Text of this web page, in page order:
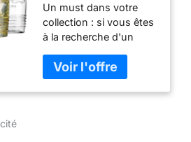
sans pied pour un
usage quotidien,
forme moderne
avec logo Mason
original vintage
pour bar, eau,
bière, jus.
Un must dans votre
collection : si vous êtes
à la recherche d'un
verrerie à la fois
pratique et élégant,
l'ensemble de gobelets